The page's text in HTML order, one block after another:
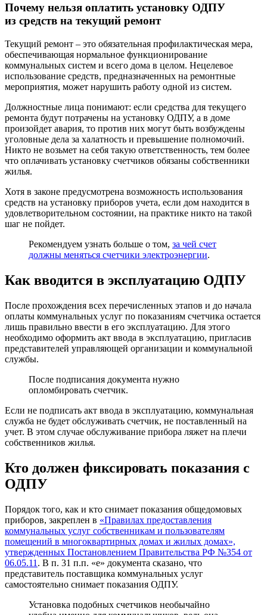
Почему нельзя оплатить установку ОДПУ
из средств на текущий ремонт
Текущий ремонт – это обязательная профилактическая мера,
обеспечивающая нормальное функционирование
коммунальных систем и всего дома в целом. Нецелевое
использование средств, предназначенных на ремонтные
мероприятия, может нарушить работу одной из систем.
Должностные лица понимают: если средства для текущего
ремонта будут потрачены на установку ОДПУ, а в доме
произойдет авария, то против них могут быть возбуждены
уголовные дела за халатность и превышение полномочий.
Никто не возьмет на себя такую ответственность, тем более
что оплачивать установку счетчиков обязаны собственники
жилья.
Хотя в законе предусмотрена возможность использования
средств на установку приборов учета, если дом находится в
удовлетворительном состоянии, на практике никто на такой
шаг не пойдет.
Рекомендуем узнать больше о том, за чей счет
должны меняться счетчики электроэнергии.
Как вводится в эксплуатацию ОДПУ
После прохождения всех перечисленных этапов и до начала
оплаты коммунальных услуг по показаниям счетчика остается
лишь правильно ввести в его эксплуатацию. Для этого
необходимо оформить акт ввода в эксплуатацию, пригласив
представителей управляющей организации и коммунальной
службы.
После подписания документа нужно
опломбировать счетчик.
Если не подписать акт ввода в эксплуатацию, коммунальная
служба не будет обслуживать счетчик, не поставленный на
учет. В этом случае обслуживание прибора ляжет на плечи
собственников жилья.
Кто должен фиксировать показания с
ОДПУ
Порядок того, как и кто снимает показания общедомовых
приборов, закреплен в «Правилах предоставления
коммунальных услуг собственникам и пользователям
помещений в многоквартирных домах и жилых домах»,
утвержденных Постановлением Правительства РФ №354 от
06.05.11 . В п. 31 п.п. «е» документа сказано, что
представитель поставщика коммунальных услуг
самостоятельно снимает показания ОДПУ.
Установка подобных счетчиков необычайно